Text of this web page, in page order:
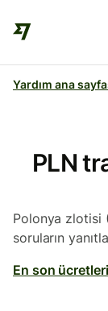
Yardım ana
PLN
Polonya zlotisi
soruların
En son